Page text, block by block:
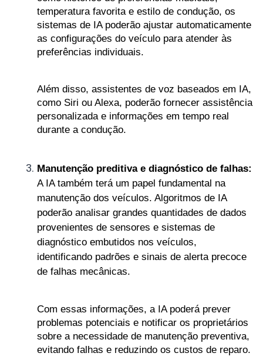
temperatura favorita e estilo de condução, os
sistemas de IA poderão ajustar automaticamente
as configurações do veículo para atender às
preferências individuais.
Além disso, assistentes de voz baseados em IA,
como Siri ou Alexa, poderão fornecer assistência
personalizada e informações em tempo real
durante a condução.
Manutenção preditiva e diagnóstico de falhas:
A IA também terá um papel fundamental na
manutenção dos veículos. Algoritmos de IA
poderão analisar grandes quantidades de dados
provenientes de sensores e sistemas de
diagnóstico embutidos nos veículos,
identificando padrões e sinais de alerta precoce
de falhas mecânicas.
Com essas informações, a IA poderá prever
problemas potenciais e notificar os proprietários
sobre a necessidade de manutenção preventiva,
evitando falhas e reduzindo os custos de reparo.